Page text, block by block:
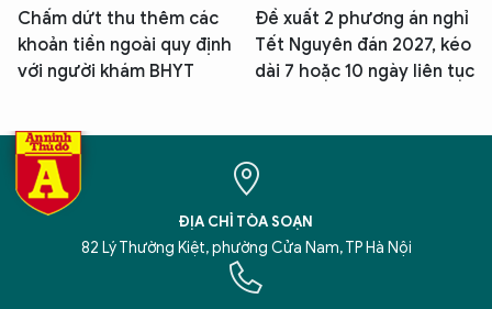
Chấm dứt thu thêm các
khoản tiền ngoài quy định
với người khám BHYT
Đề xuất 2 phương án nghỉ
Tết Nguyên đán 2027, kéo
dài 7 hoặc 10 ngày liên tục
ĐỊA CHỈ TÒA SOẠN
82 Lý Thường Kiệt, phường Cửa Nam, TP Hà Nội